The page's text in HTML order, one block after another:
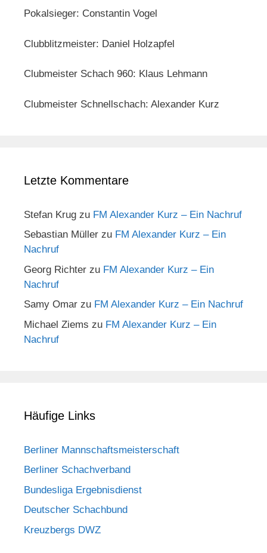
Pokalsieger: Constantin Vogel
Clubblitzmeister: Daniel Holzapfel
Clubmeister Schach 960: Klaus Lehmann
Clubmeister Schnellschach: Alexander Kurz
Letzte Kommentare
Stefan Krug zu FM Alexander Kurz – Ein Nachruf
Sebastian Müller zu FM Alexander Kurz – Ein
Nachruf
Georg Richter zu FM Alexander Kurz – Ein
Nachruf
Samy Omar zu FM Alexander Kurz – Ein Nachruf
Michael Ziems zu FM Alexander Kurz – Ein
Nachruf
Häufige Links
Berliner Mannschaftsmeisterschaft
Berliner Schachverband
Bundesliga Ergebnisdienst
Deutscher Schachbund
Kreuzbergs DWZ